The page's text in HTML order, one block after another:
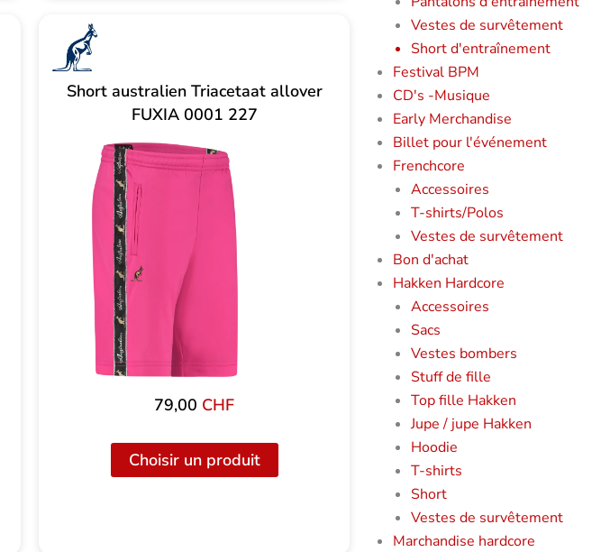
Short australien Triacetaat allover
FUXIA 0001 227
79,00 CHF
Choisir un produit
Vestes de survêtement
Short d'entraînement
Festival BPM
CD's -Musique
Early Merchandise
Billet pour l'événement
Frenchcore
Accessoires
T-shirts/Polos
Vestes de survêtement
Bon d'achat
Hakken Hardcore
Accessoires
Sacs
Vestes bombers
Stuff de fille
Top fille Hakken
Jupe / jupe Hakken
Hoodie
T-shirts
Short
Vestes de survêtement
Marchandise hardcore